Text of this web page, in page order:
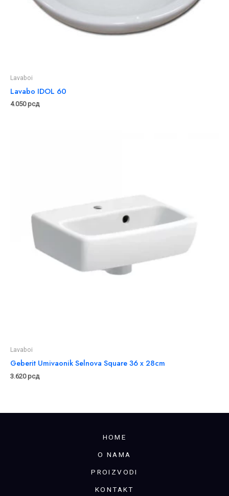
Lavaboi
Lavabo IDOL 60
4.050рсд
Lavaboi
Geberit Umivaonik Selnova Square 36 x 28cm
3.620рсд
HOME
O NAMA
PROIZVODI
KONTAKT